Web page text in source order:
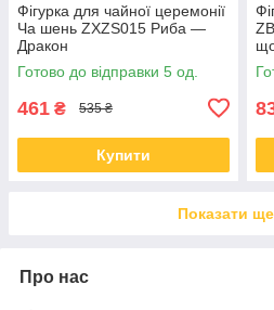
Фігурка для чайної церемонії
Ча шень ZXZS015 Риба —
Дракон
Готово до відправки 5 од.
461 ₴ 535 ₴
Купити
Показати ще
Про нас